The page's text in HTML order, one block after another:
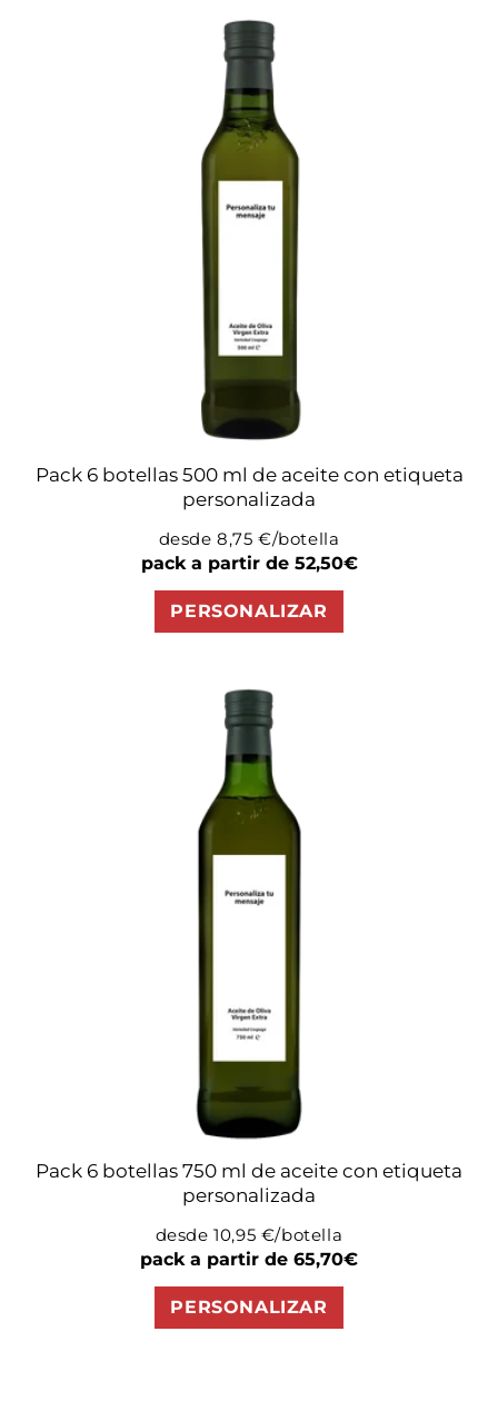
Pack 6 botellas 500 ml de aceite con etiqueta
personalizada
desde 8,75 €/botella
Precio
habitual
pack a partir de 52,50€
PERSONALIZAR
Pack 6 botellas 750 ml de aceite con etiqueta
personalizada
desde 10,95 €/botella
Precio
habitual
pack a partir de 65,70€
PERSONALIZAR